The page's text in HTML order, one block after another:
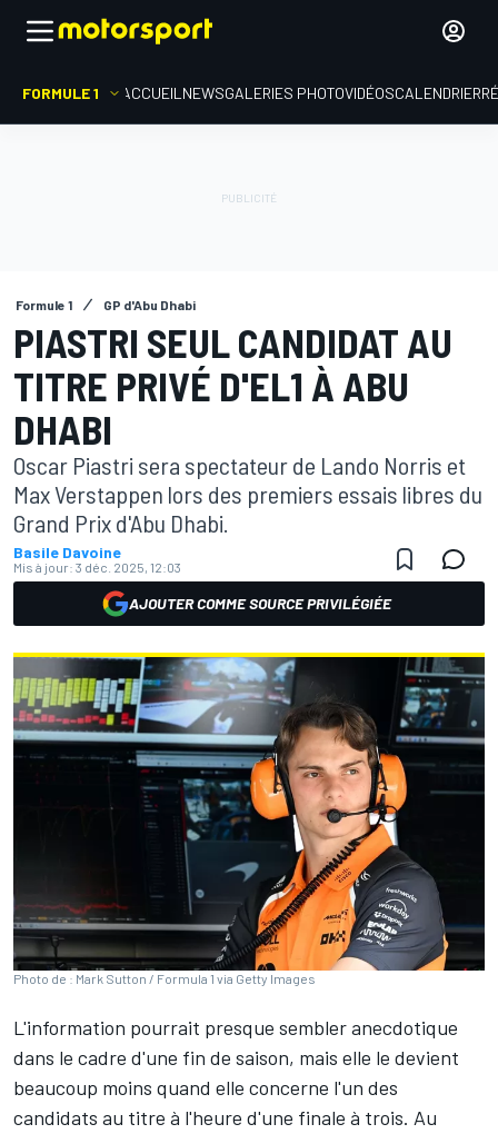
FORMULE 1 ACCUEIL NEWSGALERIES PHOTOVIDÉOSCALENDRIER
Formule 1 GP d'Abu Dhabi
PIASTRI SEUL CANDIDAT AU
TITRE PRIVÉ D'EL1 À ABU
DHABI
Oscar Piastri sera spectateur de Lando Norris et
Max Verstappen lors des premiers essais libres du
Grand Prix d'Abu Dhabi.
Basile Davoine
Mis à jour: 3 déc. 2025, 12:03
AJOUTER COMME SOURCE PRIVILÉGIÉE
Photo de : Mark Sutton / Formula 1 via Getty Images
L'information pourrait presque sembler anecdotique
dans le cadre d'une fin de saison, mais elle le devient
beaucoup moins quand elle concerne l'un des
candidats au titre à l'heure d'une finale à trois. Au